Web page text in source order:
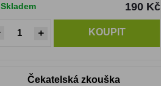
Skladem 190 Kč
KOUPIT
Čekatelská zkouška